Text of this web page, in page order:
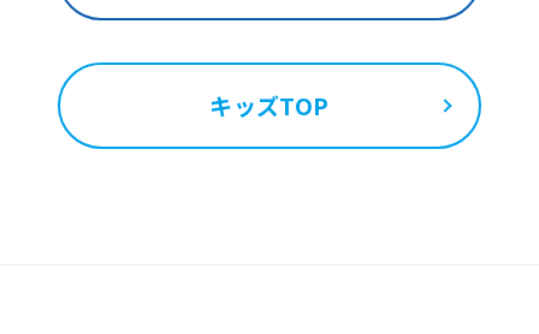
キッズTOP
automatic
translation
service,